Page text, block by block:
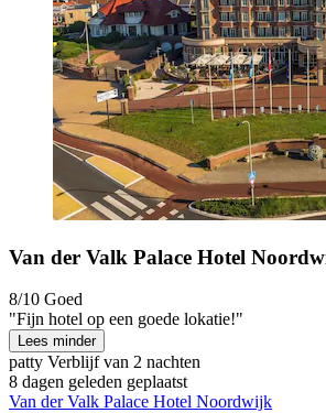
Van der Valk Palace Hotel
8/10 Goed
"Fijn hotel op een goede lokatie!"
Lees minder
patty Verblijf van 2 nachten
8 dagen geleden geplaatst
Van der Valk Palace Hotel Noordwijk